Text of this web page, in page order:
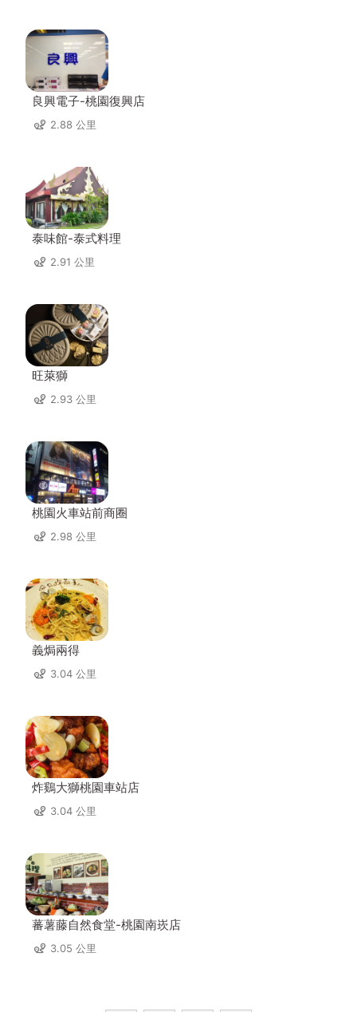
良興電子-桃園復興店
2.88 公里
泰味館-泰式料理
2.91 公里
旺萊獅
2.93 公里
桃園火車站前商圈
2.98 公里
義焗兩得
3.04 公里
炸鷄大獅桃園車站店
3.04 公里
蕃薯藤自然食堂-桃園南崁店
3.05 公里